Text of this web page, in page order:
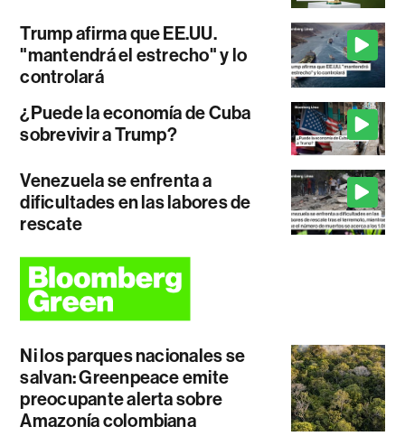
Trump afirma que EE.UU.
"mantendrá el estrecho" y lo
controlará
¿Puede la economía de Cuba
sobrevivir a Trump?
Venezuela se enfrenta a
dificultades en las labores de
rescate
Ni los parques nacionales se
salvan: Greenpeace emite
preocupante alerta sobre
Amazonía colombiana